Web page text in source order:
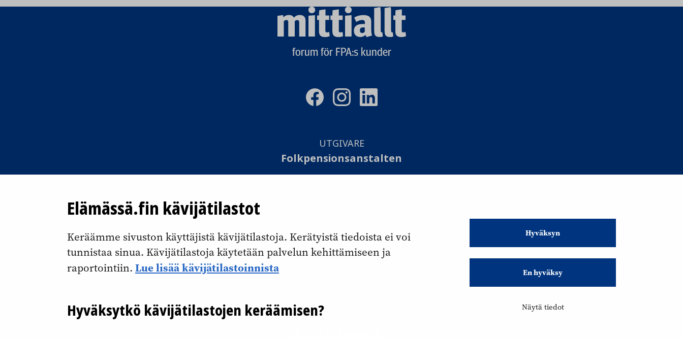
Elämässä.fin kävijätilastot
Keräämme sivuston käyttäjistä kävijätilastoja. Kerätyistä tiedoista ei voi
tunnistaa sinua. Kävijätilastoja käytetään palvelun kehittämiseen ja
raportointiin. Lue lisää kävijätilastoinnista
Hyväksytkö kävijätilastojen keräämisen?
Hyväksyn
En hyväksy
Näytä tiedot
Mittiallt
forum för FPA:s kunder
UTGIVARE
Folkpensionsanstalten
Tillgänglighetsutlåtande